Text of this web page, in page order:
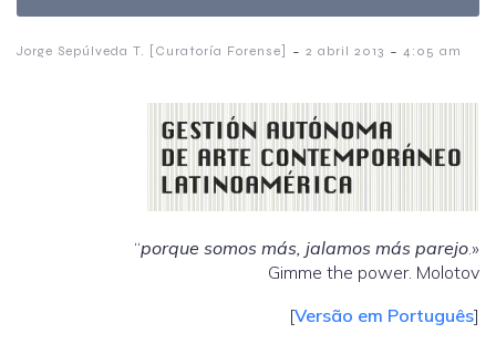
Jorge Sepúlveda T. [Curatoría Forense] - 2 abril 2013 - 4:05 am
“porque somos más, jalamos más parejo.»
Gimme the power. Molotov
[Versão em Português]